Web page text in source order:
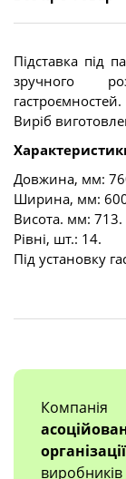
Підставка під
зручного
гастроємностей.
Виріб
Довжина, мм:
Ширина, мм: 600
Висота. мм: 713.
Рівні, шт.: 14.
Під установку